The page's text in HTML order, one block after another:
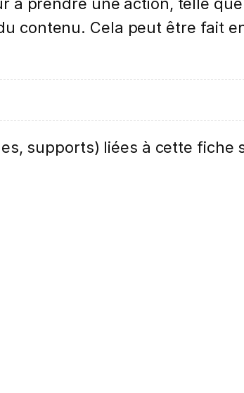
contenu. Cela peut être fait
supports) liées à cette fiche